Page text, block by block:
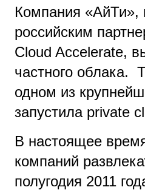
Компания «АйТи»,
российским
Cloud Accelerate,
частного облака.
одном из
запустила private
В настоящее
компаний
полугодия 2011